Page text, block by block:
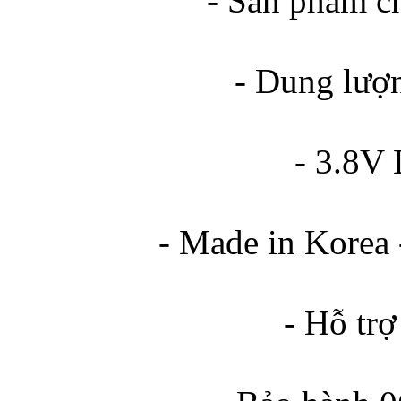
Ốp lưng iPhone
- Dung
- 3.8V
- Made in
- Hỗ